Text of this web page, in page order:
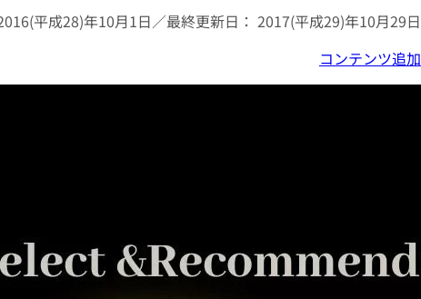
平成28)年10月1日／最終更新日： 2017(平成29)年10月29日
コンテンツ追加